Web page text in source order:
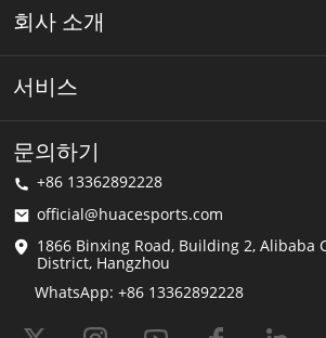
회사 소개
약 Huace
해결책
서비스
개인 정보 정책
이용약관
배송 서비스
FAQ
문의하기
+86 13362892228
official@huacesports.com
1866 Binxing Road, Building 2, Alibaba
District, Hangzhou
WhatsApp: +86 13362892228